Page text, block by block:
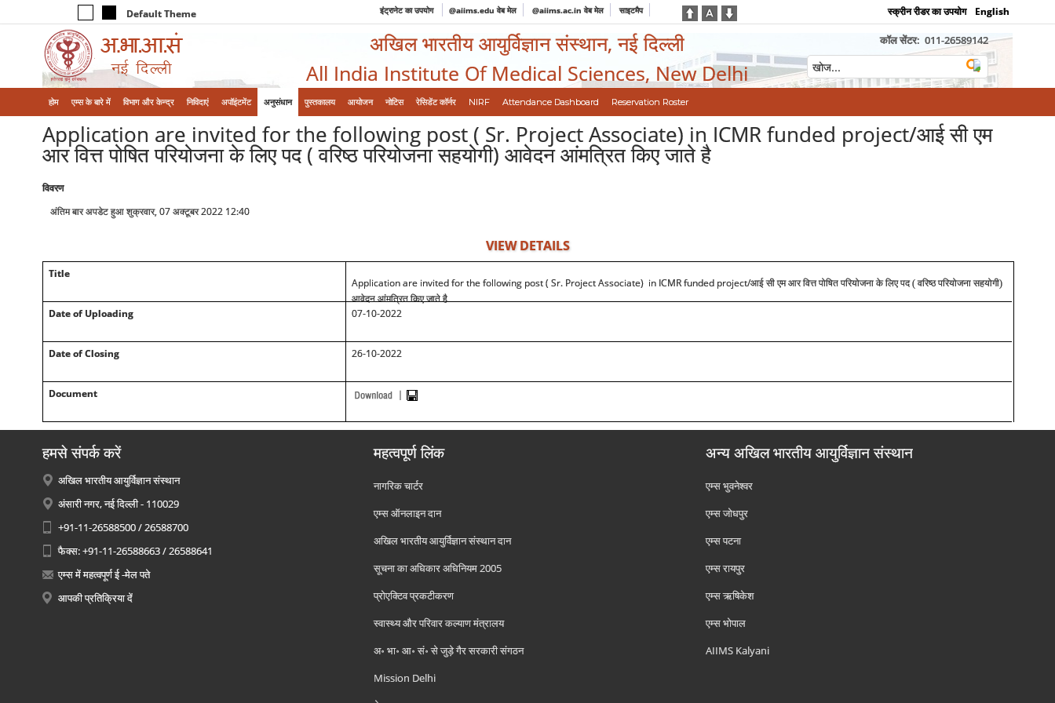
Default Theme इंट्रानेट का उपयोग @aiims.edu वेब मेल @aiims.ac.in वेब मेल साइटमैप स्क्रीन रीडर का उपयोग English
अखिल भारतीय आयुर्विज्ञान संस्थान, नई दिल्ली
All India Institute Of Medical Sciences, New Delhi
कॉल सेंटर: 011-26589142
होम एम्‍स के बारे में विभाग और केन्‍द्र निविदाएं अपॉइंटमेंट अनुसंधान पुस्तकालय आयोजन नोटिस रेसिडेंट कॉर्नर NIRF Attendance Dashboard Reservation Roster
Application are invited for the following post ( Sr. Project Associate) in ICMR funded project/आई सी एम
आर वित्त पोषित परियोजना के लिए पद ( वरिष्ठ परियोजना सहयोगी) आवेदन आंमत्रित किए जाते है
विवरण
अंतिम बार अपडेट हुआ शुक्रवार, 07 अक्टूबर 2022 12:40
VIEW DETAILS
Title
Application are invited for the following post ( Sr. Project Associate) in ICMR funded project/आई सी एम आर वित्त पोषित परियोजना के लिए पद ( वरिष्ठ परियोजना सहयोगी)
आवेदन आंमत्रित किए जाते है
Date of Uploading 07-10-2022
Date of Closing 26-10-2022
Document
हमसे संपर्क करें
अखिल भारतीय आयुर्विज्ञान संस्थान
अंसारी नगर, नई दिल्ली - 110029
+91-11-26588500 / 26588700
फैक्स: +91-11-26588663 / 26588641
एम्स में महत्वपूर्ण ई -मेल पते
आपकी प्रतिक्रिया दें
महत्वपूर्ण लिंक
नागरिक चार्टर
एम्स ऑनलाइन दान
अखिल भारतीय आयुर्विज्ञान संस्थान दान
सूचना का अधिकार अधिनियम 2005
प्रोएक्टिव प्रकटीकरण
स्वास्थ्य और परिवार कल्याण मंत्रालय
अ॰ भा॰ आ॰ सं॰ से जुड़े गैर सरकारी संगठन
Mission Delhi
अन्य अखिल भारतीय आयुर्विज्ञान संस्थान
एम्‍स भुवनेश्वर
एम्‍स जोधपुर
एम्‍स पटना
एम्‍स रायपुर
एम्‍स ऋषिकेश
एम्‍स भोपाल
AIIMS Kalyani